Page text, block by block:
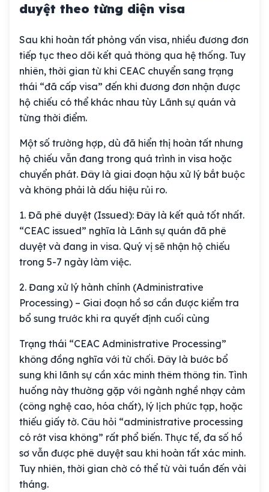
duyệt theo từng diện visa
Sau khi hoàn tất phỏng vấn visa, nhiều đương đơn
tiếp tục theo dõi kết quả thông qua hệ thống. Tuy
nhiên, thời gian từ khi CEAC chuyển sang trạng
thái “đã cấp visa” đến khi đương đơn nhận được
hộ chiếu có thể khác nhau tùy Lãnh sự quán và
từng thời điểm.
Một số trường hợp, dù đã hiển thị hoàn tất nhưng
hộ chiếu vẫn đang trong quá trình in visa hoặc
chuyển phát. Đây là giai đoạn hậu xử lý bắt buộc
và không phải là dấu hiệu rủi ro.
1. Đã phê duyệt (Issued): Đây là kết quả tốt nhất.
“CEAC issued” nghĩa là Lãnh sự quán đã phê
duyệt và đang in visa. Quý vị sẽ nhận hộ chiếu
trong 5-7 ngày làm việc.
2. Đang xử lý hành chính (Administrative
Processing) – Giai đoạn hồ sơ cần được kiểm tra
bổ sung trước khi ra quyết định cuối cùng
Trạng thái “CEAC Administrative Processing”
không đồng nghĩa với từ chối. Đây là bước bổ
sung khi lãnh sự cần xác minh thêm thông tin. Tình
huống này thường gặp với ngành nghề nhạy cảm
(công nghệ cao, hóa chất), lý lịch phức tạp, hoặc
thiếu giấy tờ. Câu hỏi “administrative processing
có rớt visa không” rất phổ biến. Thực tế, đa số hồ
sơ vẫn được phê duyệt sau khi hoàn tất xác minh.
Tuy nhiên, thời gian chờ có thể từ vài tuần đến vài
tháng.